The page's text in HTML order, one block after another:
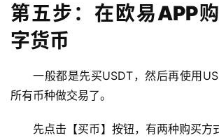
第五步：在欧易APP
字货币
一般都是先买USDT，然后再使用
所有币种做交易了。
先点击【买币】按钮，有两种购买方